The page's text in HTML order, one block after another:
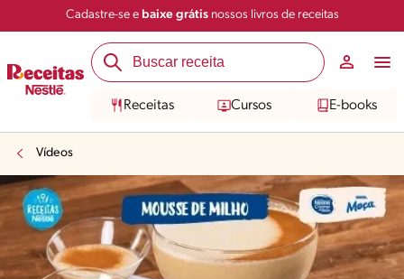
Cadastre-se e baixe grátisnossos livros de receitas
Receitas Cursos E-books
Vídeos